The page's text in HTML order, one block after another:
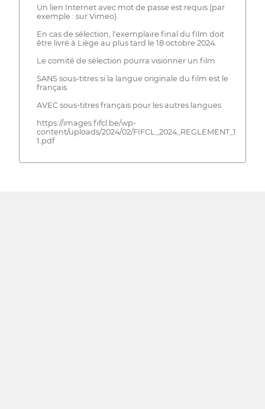
Un lien Internet avec mot de passe est requis (par
exemple : sur Vimeo).
En cas de sélection, l'exemplaire final du film doit
être livré à Liège au plus tard le 18 octobre 2024.
Le comité de sélection pourra visionner un film
SANS sous-titres si la langue originale du film est le
français
AVEC sous-titres français pour les autres langues
https://images.fifcl.be/wp-
content/uploads/2024/02/
1.pdf